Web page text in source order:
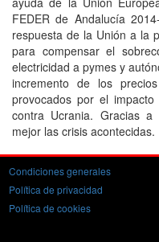
FEDER de Andalucía
respuesta de la Unión a la
para compensar el
electricidad a pymes y
incremento de los
provocados por el
contra Ucrania. Gracias
mejor las crisis acontecidas.
Condiciones generales
Política de privacidad
Política de cookies